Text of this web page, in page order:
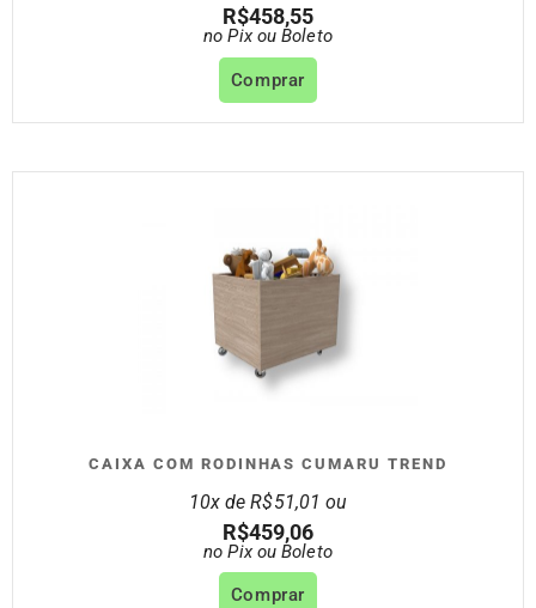
R$458,55
no Pix ou Boleto
Comprar
CAIXA COM RODINHAS CUMARU TREND
10x deR$51,01 ou
R$459,06
no Pix ou Boleto
Comprar